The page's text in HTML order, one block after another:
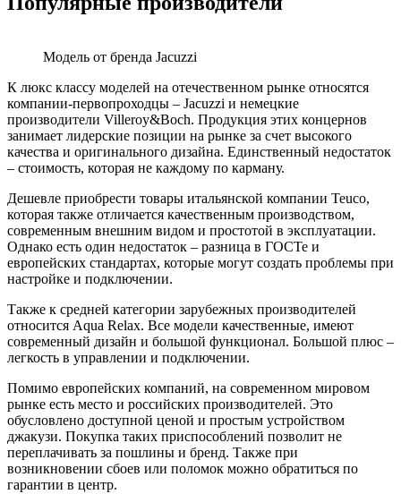
Модель от бренда Jacuzzi
К люкс классу моделей на отечественном рынке относятся
компании-первопроходцы – Jacuzzi и немецкие
производители Villeroy&Boch. Продукция этих концернов
занимает лидерские позиции на рынке за счет высокого
качества и оригинального дизайна. Единственный недостаток
– стоимость, которая не каждому по карману.
Дешевле приобрести товары итальянской компании Teuco,
которая также отличается качественным производством,
современным внешним видом и простотой в эксплуатации.
Однако есть один недостаток – разница в ГОСТе и
европейских стандартах, которые могут создать проблемы при
настройке и подключении.
Также к средней категории зарубежных производителей
относится Aqua Relax. Все модели качественные, имеют
современный дизайн и большой функционал. Большой плюс –
легкость в управлении и подключении.
Помимо европейских компаний, на современном мировом
рынке есть место и российских производителей. Это
обусловлено доступной ценой и простым устройством
джакузи. Покупка таких приспособлений позволит не
переплачивать за пошлины и бренд. Также при
возникновении сбоев или поломок можно обратиться по
гарантии в центр.